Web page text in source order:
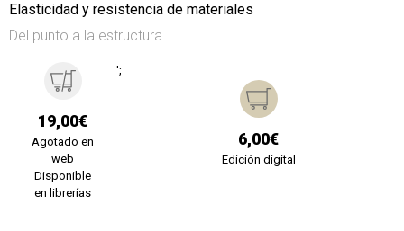
Elasticidad y resistencia de materiales
Del punto a la estructura
19,00€
Agotado en
web
Disponible
en librerías
';
6,00€
Edición digital